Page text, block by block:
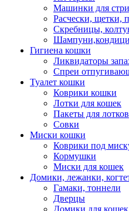
Машинки для
Расчески, щетки,
Скребницы,
Гигиена кошки
Ликвидаторы
Спреи
Туалет кошки
Коврики кошки
Лотки для кошек
Пакеты для лотков
Совки
Миски кошки
Коврики под
Кормушки
Миски для кошек
Домики, лежанки,
Гамаки, тоннели
Дверцы
Домики для кошек